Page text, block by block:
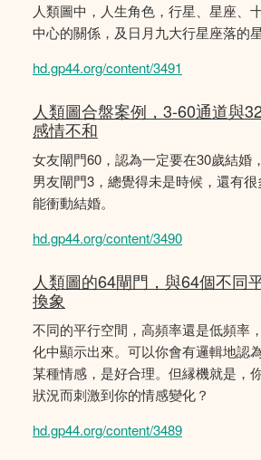
人類圖中，人生角色，行星、星座、
中心的關係，及日月九大行星座落的星
hd.gp44.org/content/3491
人類圖合盤案例，3-60通道與
感情不和
女友閘門60，認為一定要在30歲結婚
男友閘門3，總覺得未是時候，還有
能衝動結婚。
hd.gp44.org/content/3490
人類圖的64閘門，與64個不同
換象
不同的平行空間，高頻率還是低頻率
化中顯示出來。可以你會有邏輯地認
某種情感，是好合理。但縁機就是，
狀況而刺激到你的情感變化？
hd.gp44.org/content/3489